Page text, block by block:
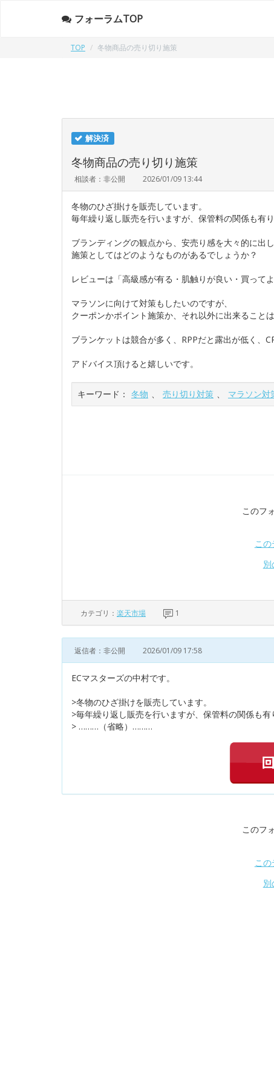
フォーラムTOP
TOP 冬物商品の売り切り施策
解決済
冬物商品の売り切り施策
相談者：非公開 2026/01/09 13:44
冬物のひざ掛けを販売しています。
毎年繰り返し販売を行いますが、保管料の関係も有
ブランディングの観点から、安売り感を大々的に出
施策としてはどのようなものがあるでしょうか？
レビューは「高級感が有る・肌触りが良い・買って
マラソンに向けて対策もしたいのですが、
クーポンかポイント施策か、それ以外に出来ること
ブランケットは競合が多く、RPPだと露出が低く、
アドバイス頂けると嬉しいです。
キーワード： 冬物 、 売り切り対策 、 マラソン対
このフ
こ
別
カテゴリ： 楽天市場 1
返信者：非公開 2026/01/09 17:58
ECマスターズの中村です。
>冬物のひざ掛けを販売しています。
>毎年繰り返し販売を行いますが、保管料の関係も有
> ………（省略）………
このフ
こ
別